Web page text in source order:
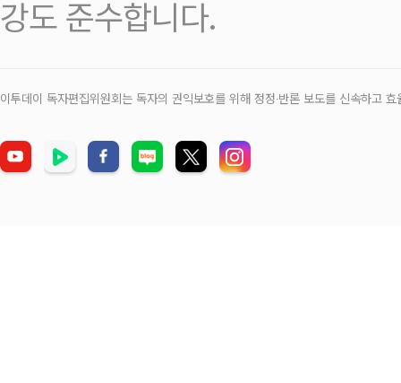
강도 준수합니다.
이투데이 독자편집위원회는 독자의 권익보호를 위해 정정‧반론 보도를 신속하고